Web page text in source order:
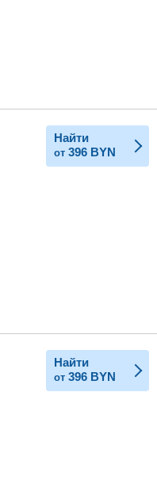
Найти
от 396 BYN
Найти
от 396 BYN